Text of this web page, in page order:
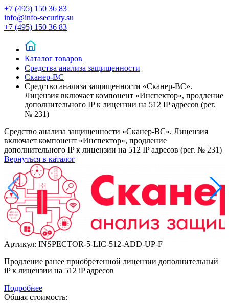
+7 (495) 150 36 83
info@info-security.su
+7 (495) 150 36 83
Каталог товаров
Средства анализа защищенности
Сканер-ВС
Средство анализа защищенности «Сканер-ВС».
Лицензия включает компонент «Инспектор», продление
дополнительного IP к лицензии на 512 IP адресов (рег.
№ 231)
Средство анализа защищенности «Сканер-ВС». Лицензия
включает компонент «Инспектор», продление
дополнительного IP к лицензии на 512 IP адресов (рег. № 231)
Вернуться в каталог
Артикул: INSPECTOR-5-LIC-512-ADD-UP-F
Продление ранее приобретенной лицензии дополнительный
iP к лицензии на 512 iP адресов
Подробнее
Общая стоимость: